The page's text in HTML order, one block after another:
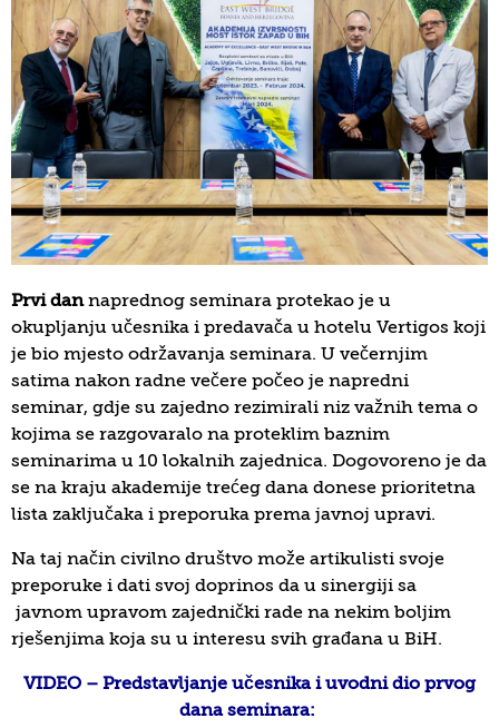
Prvi dannaprednog seminara protekao je u
okupljanju učesnika i predavača u hotelu Vertigos koji
je bio mjesto održavanja seminara. U večernjim
satima nakon radne večere počeo je napredni
seminar, gdje su zajedno rezimirali niz važnih tema o
kojima se razgovaralo na proteklim baznim
seminarima u 10 lokalnih zajednica. Dogovoreno je da
se na kraju akademije trećeg dana donese prioritetna
lista zaključaka i preporuka prema javnoj upravi.
Na taj način civilno društvo može artikulisti svoje
preporuke i dati svoj doprinos da u sinergiji sa
javnom upravom zajednički rade na nekim boljim
rješenjima koja su u interesu svih građana u BiH.
VIDEO – Predstavljanje učesnika i uvodni dio prvog
dana seminara: